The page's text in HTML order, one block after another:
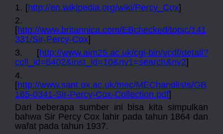
1. [http://en.wikipedia.org/wiki/Percy_Cox]
2.
[http://www.britannica.com/EBchecked/topic/141
331/Sir-Percy-Cox]
3.
[http://www.aim25.ac.uk/cgi-bin/vcdf/detail?
coll_id=6402&inst_id=10&nv1=search&nv2]
4.
[http://www.sant.ox.ac.uk/mec/MEChandlists/GB
165-0341-Sir-Percy-Cox-Collection.pdf]
Dari beberapa sumber ini bisa kita simpulkan
bahwa Sir Percy Cox lahir pada tahun 1864 dan
wafat pada tahun 1937.